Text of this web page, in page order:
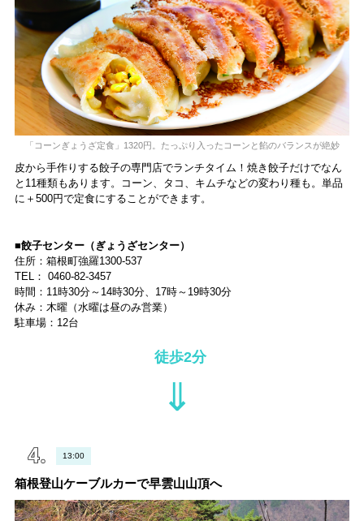
「コーンぎょうざ定食」1320円。たっぷり入ったコーンと餡のバランスが絶妙
皮から手作りする餃子の専門店でランチタイム！焼き餃子だけでなん
と11種類もあります。コーン、タコ、キムチなどの変わり種も。単品
に＋500円で定食にすることができます。
■餃子センター（ぎょうざセンター）
住所：箱根町強羅1300-537
TEL： 0460-82-3457
時間：11時30分～14時30分、17時～19時30分
休み：木曜（水曜は昼のみ営業）
駐車場：12台
徒歩2分
⇓
13:00
箱根登山ケーブルカーで早雲山山頂へ